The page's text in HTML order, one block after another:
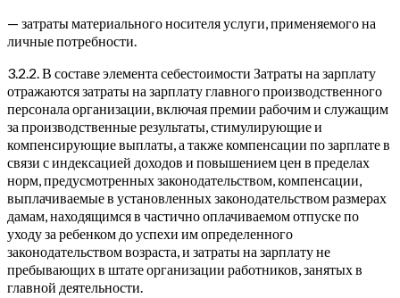
— затраты материального носителя услуги, применяемого на
личные потребности.
3.2.2. В составе элемента себестоимости Затраты на зарплату
отражаются затраты на зарплату главного производственного
персонала организации, включая премии рабочим и служащим
за производственные результаты, стимулирующие и
компенсирующие выплаты, а также компенсации по зарплате в
связи с индексацией доходов и повышением цен в пределах
норм, предусмотренных законодательством, компенсации,
выплачиваемые в установленных законодательством размерах
дамам, находящимся в частично оплачиваемом отпуске по
уходу за ребенком до успехи им определенного
законодательством возраста, и затраты на зарплату не
пребывающих в штате организации работников, занятых в
главной деятельности.